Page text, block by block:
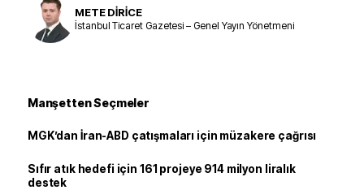
METE DİRİCE
İstanbul Ticaret Gazetesi – Genel Yayın Yönetmeni
Manşetten Seçmeler
MGK’dan İran-ABD çatışmaları için müzakere çağrısı
Sıfır atık hedefi için 161 projeye 914 milyon liralık
destek